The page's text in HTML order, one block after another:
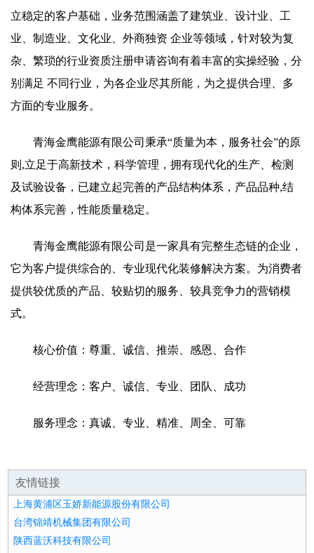
立稳定的客户基础，业务范围涵盖了建筑业、设计业、工
业、制造业、文化业、外商独资 企业等领域，针对较为复
杂、繁琐的行业资质注册申请咨询有着丰富的实操经验，分
别满足 不同行业，为各企业尽其所能，为之提供合理、多
方面的专业服务。
青海金鹰能源有限公司秉承“质量为本，服务社会”的原
则,立足于高新技术，科学管理，拥有现代化的生产、检测
及试验设备，已建立起完善的产品结构体系，产品品种,结
构体系完善，性能质量稳定。
青海金鹰能源有限公司是一家具有完整生态链的企业，
它为客户提供综合的、专业现代化装修解决方案。为消费者
提供较优质的产品、较贴切的服务、较具竞争力的营销模
式。
核心价值：尊重、诚信、推崇、感恩、合作
经营理念：客户、诚信、专业、团队、成功
服务理念：真诚、专业、精准、周全、可靠
友情链接
上海黄浦区玉娇新能源股份有限公司
台湾锦靖机械集团有限公司
陕西蓝沃科技有限公司